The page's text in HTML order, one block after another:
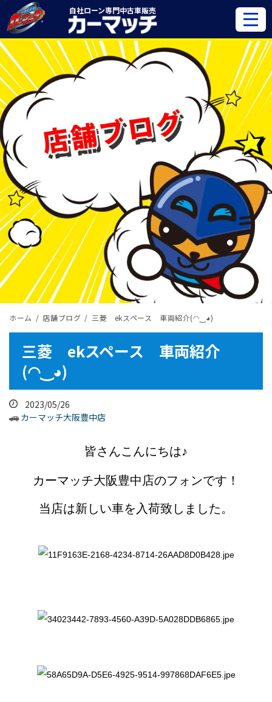
自社ローン専門中古車販売
ホーム 店舗ブログ 三菱 ekスペース 車両紹介(◠‿◕)
三菱 ekスペース 車両紹介
(◠‿◕)
2023/05/26
カーマッチ大阪豊中店
皆さんこんにちは♪
カーマッチ大阪豊中店のフォンです！
当店は新しい車を入荷致しました。